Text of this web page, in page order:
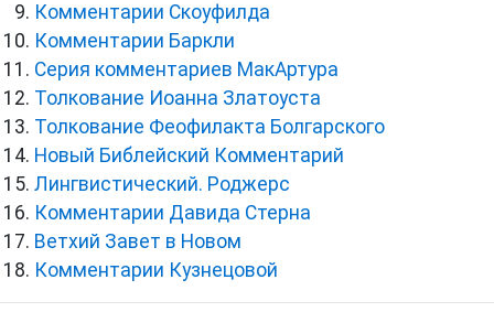
Комментарии Скоуфилда
Комментарии Баркли
Серия комментариев МакАртура
Толкование Иоанна Златоуста
Толкование Феофилакта Болгарского
Новый Библейский Комментарий
Лингвистический. Роджерс
Комментарии Давида Стерна
Ветхий Завет в Новом
Комментарии Кузнецовой